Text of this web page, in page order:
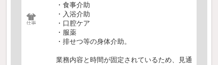
・食事介助
・入浴介助
・口腔ケア
・服薬
・排せつ等の身体介助。
業務内容と時間が固定されているため、見通